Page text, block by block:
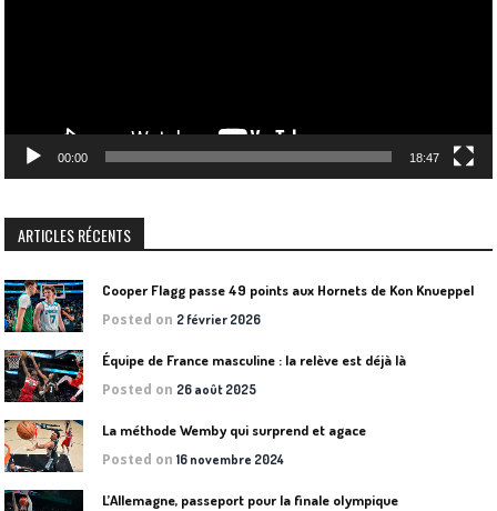
00:00 18:47
ARTICLES RÉCENTS
Cooper Flagg passe 49 points aux Hornets de Kon Knueppel
Posted on 2 février 2026
Équipe de France masculine : la relève est déjà là
Posted on 26 août 2025
La méthode Wemby qui surprend et agace
Posted on16 novembre 2024
L’Allemagne, passeport pour la finale olympique